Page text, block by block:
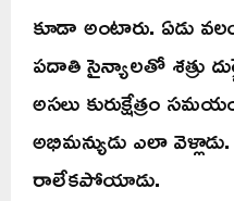
కూడా అంటారు. ఏడు
పదాతి సైన్యాలతో శత్రు
అసలు కురుక్షేత్రం
అభిమన్యుడు ఎలా
రాలేకపోయాడు.